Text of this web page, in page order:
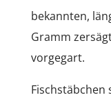
bekannten,
Gramm
vorgegart.
Fischstäbchen